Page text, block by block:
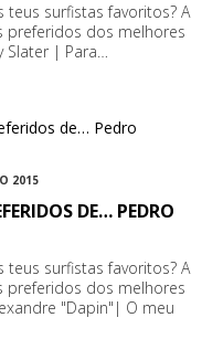
surfistas favoritos? A
preferidos dos melhores
Slater | Para…
2015
DE… PEDRO
surfistas favoritos? A
preferidos dos melhores
"Dapin"| O meu